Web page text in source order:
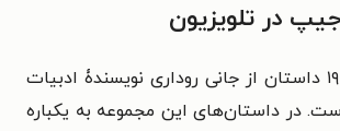
در تلویزیون
این کتاب شامل ۱۹ داستان از جانی روداری نویسندۀ ادبیات
در داستان‌های این مجموعه به یکباره